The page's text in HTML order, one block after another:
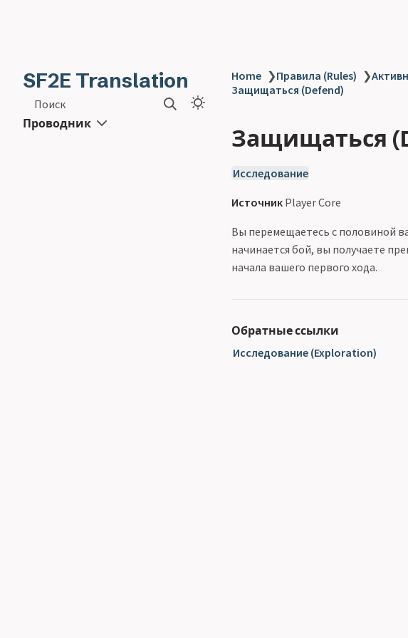
SF2E Translation
Поиск
Проводник
Home ❯Правила (Rules) ❯
Защищаться (Defend)
Защищаться
Исследование
Источник Player Core
Вы перемещаетесь с половиной
начинается бой, вы получаете
начала вашего первого хода.
Обратные ссылки
Исследование (Exploration)